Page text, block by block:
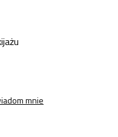
mnie